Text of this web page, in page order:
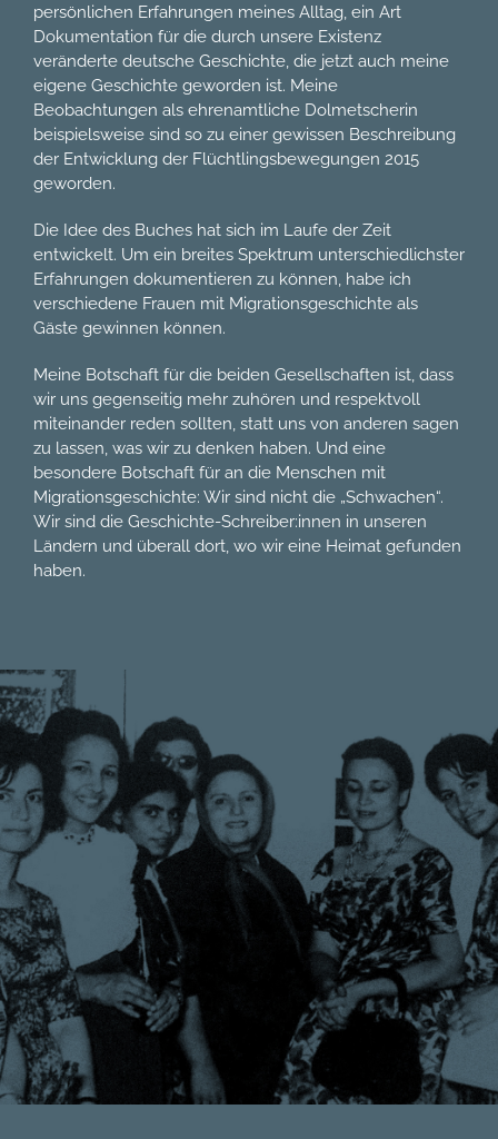
persönlichen Erfahrungen meines Alltag, ein Art
Dokumentation für die durch unsere Existenz
veränderte deutsche Geschichte, die jetzt auch meine
eigene Geschichte geworden ist. Meine
Beobachtungen als ehrenamtliche Dolmetscherin
beispielsweise sind so zu einer gewissen Beschreibung
der Entwicklung der Flüchtlingsbewegungen 2015
geworden.
Die Idee des Buches hat sich im Laufe der Zeit
entwickelt. Um ein breites Spektrum unterschiedlichster
Erfahrungen dokumentieren zu können, habe ich
verschiedene Frauen mit Migrationsgeschichte als
Gäste gewinnen können.
Meine Botschaft für die beiden Gesellschaften ist, dass
wir uns gegenseitig mehr zuhören und respektvoll
miteinander reden sollten, statt uns von anderen sagen
zu lassen, was wir zu denken haben. Und eine
besondere Botschaft für an die Menschen mit
Migrationsgeschichte: Wir sind nicht die „Schwachen“.
Wir sind die Geschichte-Schreiber:innen in unseren
Ländern und überall dort, wo wir eine Heimat gefunden
haben.